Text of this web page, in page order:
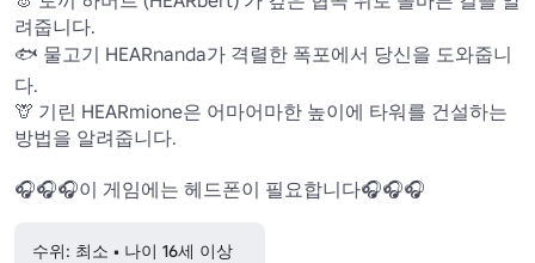
려줍니다.
🐟 물고기 HEARnanda가 격렬한 폭포에서 당신을 도와줍니
다.
🦒 기린 HEARmione은 어마어마한 높이에 타워를 건설하는
방법을 알려줍니다.
🎧🎧🎧이 게임에는 헤드폰이 필요합니다🎧🎧🎧
수위: 최소 • 나이 16세 이상